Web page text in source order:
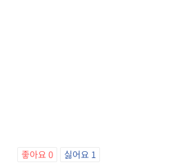
좋아요0 싫어요 1